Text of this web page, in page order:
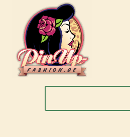
springen